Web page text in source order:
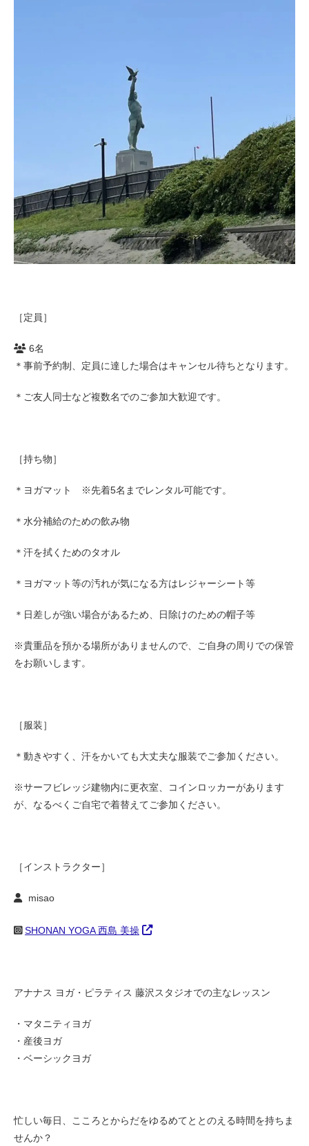
［定員］
6名
＊事前予約制、定員に達した場合はキャンセル待ちとなります。
＊ご友人同士など複数名でのご参加大歓迎です。
［持ち物］
＊ヨガマット ※先着5名までレンタル可能です。
＊水分補給のための飲み物
＊汗を拭くためのタオル
＊ヨガマット等の汚れが気になる方はレジャーシート等
＊日差しが強い場合があるため、日除けのための帽子等
※貴重品を預かる場所がありませんので、ご自身の周りでの保管
をお願いします。
［服装］
＊動きやすく、汗をかいても大丈夫な服装でご参加ください。
※サーフビレッジ建物内に更衣室、コインロッカーがあります
が、なるべくご自宅で着替えてご参加ください。
［インストラクター］
misao
SHONAN YOGA 西島 美操
アナナス ヨガ・ピラティス 藤沢スタジオでの主なレッスン
・マタニティヨガ
・産後ヨガ
・ベーシックヨガ
忙しい毎日、こころとからだをゆるめてととのえる時間を持ちま
せんか？